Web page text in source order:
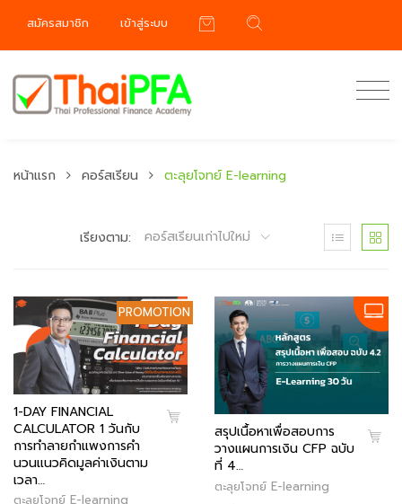
สมัครสมาชิก เข้าสู่ระบบ
หน้าแรก คอร์สเรียน ตะลุยโจทย์ E-learning
เรียงตาม: คอร์สเรียนเก่าไปใหม่
PROMOTION
1-DAY FINANCIAL
CALCULATOR 1 วันกับ
การทำลายกำแพงการคำ
นวนแนวคิดมูลค่าเงินตาม
เวลา…
ตะลุยโจทย์ E-learning
สรุปเนื้อหาเพื่อสอบการ
วางแผนการเงิน CFP ฉบับ
ที่ 4…
ตะลุยโจทย์ E-learning